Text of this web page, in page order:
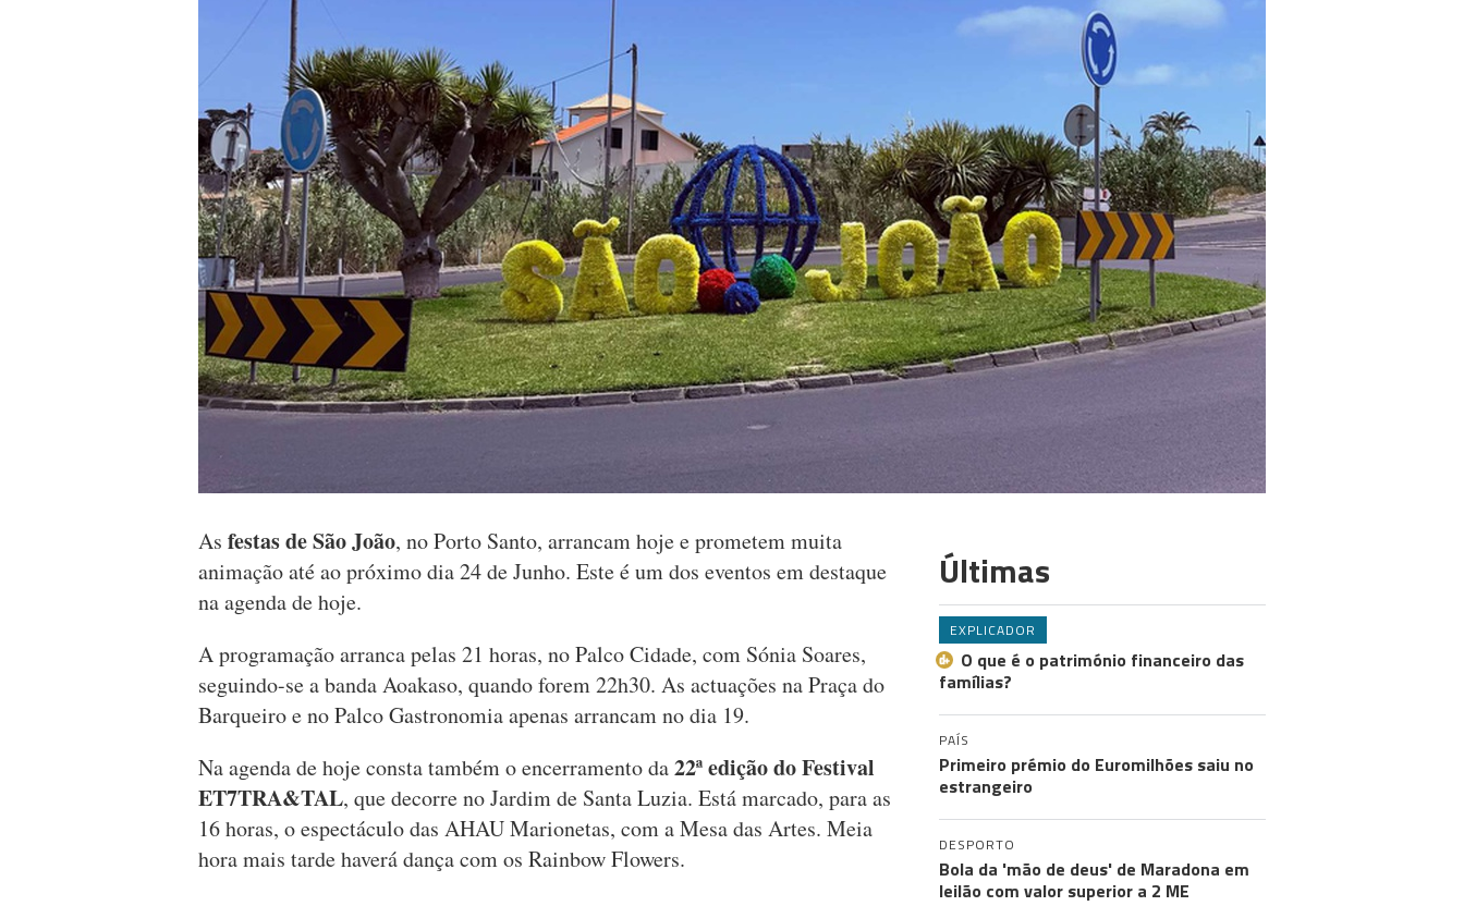
As festas de São João, no Porto Santo, arrancam hoje e prometem muita
animação até ao próximo dia 24 de Junho. Este é um dos eventos em destaque
na agenda de hoje.
A programação arranca pelas 21 horas, no Palco Cidade, com Sónia Soares,
seguindo-se a banda Aoakaso, quando forem 22h30. As actuações na Praça do
Barqueiro e no Palco Gastronomia apenas arrancam no dia 19.
Na agenda de hoje consta também o encerramento da22ª edição do Festival
ET7TRA&TAL, que decorre no Jardim de Santa Luzia. Está marcado, para as
16 horas, o espectáculo das AHAU Marionetas, com a Mesa das Artes. Meia
hora mais tarde haverá dança com os Rainbow Flowers.
Últimas
EXPLICADOR
O que é o património financeiro das
famílias?
PAÍS
Primeiro prémio do Euromilhões saiu no
estrangeiro
DESPORTO
Bola da 'mão de deus' de Maradona em
leilão com valor superior a 2 ME